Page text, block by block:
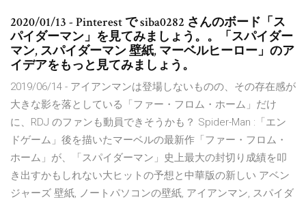
2020/01/13 - Pinterest で siba0282 さんのボード「ス
パイダーマン」を見てみましょう。。「スパイダー
マン, スパイダーマン 壁紙, マーベルヒーロー」のア
イデアをもっと見てみましょう。
2019/06/14 - アイアンマンは登場しないものの、その存在感が
大きな影を落としている「ファー・フロム・ホーム」だけ
に、RDJ のファンも動員できそうかも？ Spider-Man :「エン
ドゲーム」後を描いたマーベルの最新作「ファー・フロム・
ホーム」が、「スパイダーマン」史上最大の封切り成績を叩
き出すかもしれない大ヒットの予想と中華版の新しい アベン
ジャーズ 壁紙, ノートパソコンの壁紙, アイアンマン, スパイダ